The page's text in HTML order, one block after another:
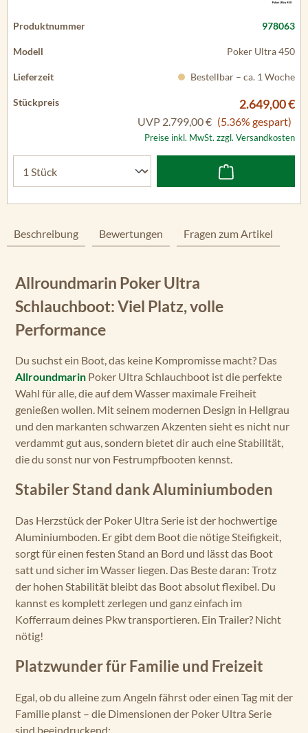
978063
Poker Ultra 450
Bestellbar – ca. 1 Woche
2.649,00 €
UVP 2.799,00 € (5.36% gespart)
Preise inkl. MwSt. zzgl. Versandkosten
Beschreibung Bewertungen Fragen zum Artikel
Allroundmarin Poker Ultra
Schlauchboot: Viel Platz, volle
Performance
Du suchst ein Boot, das keine Kompromisse macht? Das
Allroundmarin Poker Ultra Schlauchboot ist die perfekte
Wahl für alle, die auf dem Wasser maximale Freiheit
genießen wollen. Mit seinem modernen Design in Hellgrau
und den markanten schwarzen Akzenten sieht es nicht nur
verdammt gut aus, sondern bietet dir auch eine Stabilität,
die du sonst nur von Festrumpfbooten kennst.
Stabiler Stand dank Aluminiumboden
Das Herzstück der Poker Ultra Serie ist der hochwertige
Aluminiumboden. Er gibt dem Boot die nötige Steifigkeit,
sorgt für einen festen Stand an Bord und lässt das Boot
satt und sicher im Wasser liegen. Das Beste daran: Trotz
der hohen Stabilität bleibt das Boot absolut flexibel. Du
kannst es komplett zerlegen und ganz einfach im
Kofferraum deines Pkw transportieren. Ein Trailer? Nicht
nötig!
Platzwunder für Familie und Freizeit
Egal, ob du alleine zum Angeln fährst oder einen Tag mit der
Familie planst – die Dimensionen der Poker Ultra Serie
sind beeindruckend: